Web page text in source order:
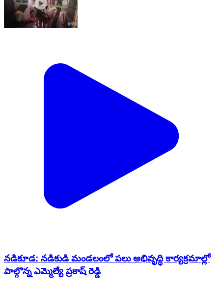
నడికూడ: నడికుడి మండలంలో పలు అభివృద్ధి కార్యక్రమాల్లో
పాల్గొన్న ఎమ్మెల్యే ప్రకాష్ రెడ్డి